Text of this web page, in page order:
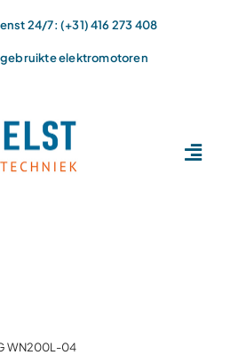
24/7: (+31) 416 273 408
gebruikte elektromotoren
WN200L-04